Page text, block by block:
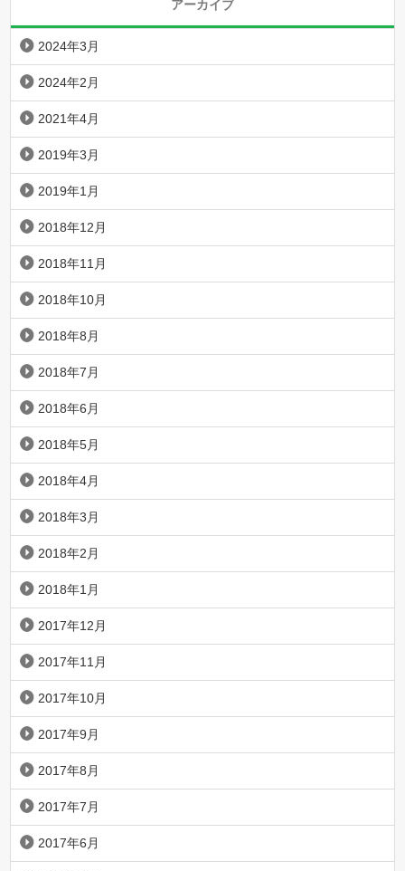
アーカイブ
2024年3月
2024年2月
2021年4月
2019年3月
2019年1月
2018年12月
2018年11月
2018年10月
2018年8月
2018年7月
2018年6月
2018年5月
2018年4月
2018年3月
2018年2月
2018年1月
2017年12月
2017年11月
2017年10月
2017年9月
2017年8月
2017年7月
2017年6月